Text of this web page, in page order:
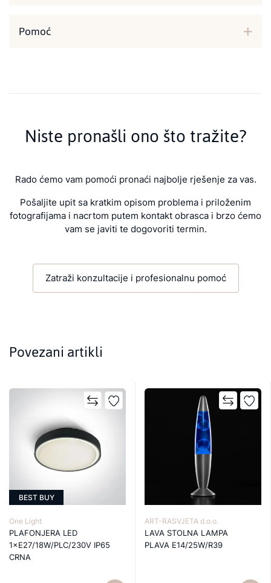
Pomoć
Niste pronašli ono što tražite?
Rado ćemo vam pomoći pronaći najbolje rješenje za vas.
Pošaljite upit sa kratkim opisom problema i priloženim
fotografijama i nacrtom putem kontakt obrasca i brzo ćemo
vam se javiti te dogovoriti termin.
Zatraži konzultacije i profesionalnu pomoć
Povezani artikli
BEST BUY
One Light
PLAFONJERA LED
1×E27/18W/PLC/230V IP65
CRNA
ART-RASVJETA d.o.o.
LAVA STOLNA LAMPA
PLAVA E14/25W/R39